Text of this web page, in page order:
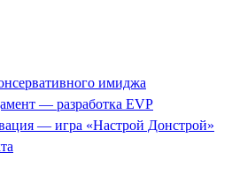
имиджа
— разработка EVP
— игра «Настрой Донстрой»